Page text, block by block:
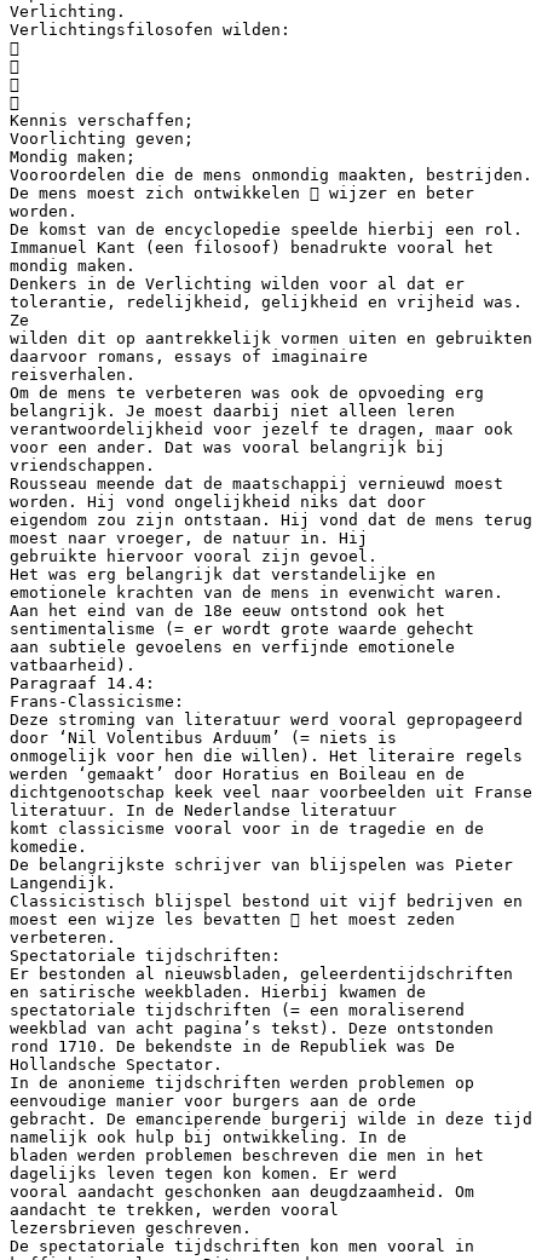
Verlichting.
Verlichtingsfilosofen wilden:




Kennis verschaffen;
Voorlichting geven;
Mondig maken;
Vooroordelen die de mens onmondig maakten, bestrijden.
De mens moest zich ontwikkelen  wijzer en beter
worden.
De komst van de encyclopedie speelde hierbij een rol.
Immanuel Kant (een filosoof) benadrukte vooral het
mondig maken.
Denkers in de Verlichting wilden voor al dat er
tolerantie, redelijkheid, gelijkheid en vrijheid was.
Ze
wilden dit op aantrekkelijk vormen uiten en gebruikten
daarvoor romans, essays of imaginaire
reisverhalen.
Om de mens te verbeteren was ook de opvoeding erg
belangrijk. Je moest daarbij niet alleen leren
verantwoordelijkheid voor jezelf te dragen, maar ook
voor een ander. Dat was vooral belangrijk bij
vriendschappen.
Rousseau meende dat de maatschappij vernieuwd moest
worden. Hij vond ongelijkheid niks dat door
eigendom zou zijn ontstaan. Hij vond dat de mens terug
moest naar vroeger, de natuur in. Hij
gebruikte hiervoor vooral zijn gevoel.
Het was erg belangrijk dat verstandelijke en
emotionele krachten van de mens in evenwicht waren.
Aan het eind van de 18e eeuw ontstond ook het
sentimentalisme (= er wordt grote waarde gehecht
aan subtiele gevoelens en verfijnde emotionele
vatbaarheid).
Paragraaf 14.4:
Frans-Classicisme:
Deze stroming van literatuur werd vooral gepropageerd
door ‘Nil Volentibus Arduum’ (= niets is
onmogelijk voor hen die willen). Het literaire regels
werden ‘gemaakt’ door Horatius en Boileau en de
dichtgenootschap keek veel naar voorbeelden uit Franse
literatuur. In de Nederlandse literatuur
komt classicisme vooral voor in de tragedie en de
komedie.
De belangrijkste schrijver van blijspelen was Pieter
Langendijk.
Classicistisch blijspel bestond uit vijf bedrijven en
moest een wijze les bevatten  het moest zeden
verbeteren.
Spectatoriale tijdschriften:
Er bestonden al nieuwsbladen, geleerdentijdschriften
en satirische weekbladen. Hierbij kwamen de
spectatoriale tijdschriften (= een moraliserend
weekblad van acht pagina’s tekst). Deze ontstonden
rond 1710. De bekendste in de Republiek was De
Hollandsche Spectator.
In de anonieme tijdschriften werden problemen op
eenvoudige manier voor burgers aan de orde
gebracht. De emanciperende burgerij wilde in deze tijd
namelijk ook hulp bij ontwikkeling. In de
bladen werden problemen beschreven die men in het
dagelijks leven tegen kon komen. Er werd
vooral aandacht geschonken aan deugdzaamheid. Om
aandacht te trekken, werden vooral
lezersbrieven geschreven.
De spectatoriale tijdschriften kon men vooral in